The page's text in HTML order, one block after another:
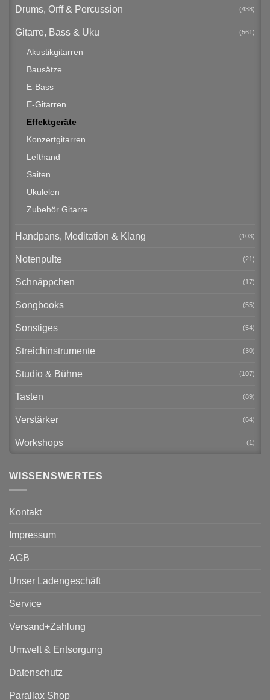
Drums, Orff & Percussion (438)
Gitarre, Bass & Uku (561)
Akustikgitarren
Bausätze
E-Bass
E-Gitarren
Effektgeräte
Konzertgitarren
Lefthand
Saiten
Ukulelen
Zubehör Gitarre
Handpans, Meditation & Klang (103)
Notenpulte (21)
Schnäppchen (17)
Songbooks (55)
Sonstiges (54)
Streichinstrumente (30)
Studio & Bühne (107)
Tasten (89)
Verstärker (64)
Workshops (1)
WISSENSWERTES
Kontakt
Impressum
AGB
Unser Ladengeschäft
Service
Versand+Zahlung
Umwelt & Entsorgung
Datenschutz
Parallax Shop